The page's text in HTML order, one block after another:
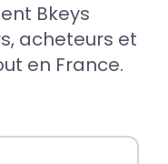
Bkeys
acheteurs et
en France.